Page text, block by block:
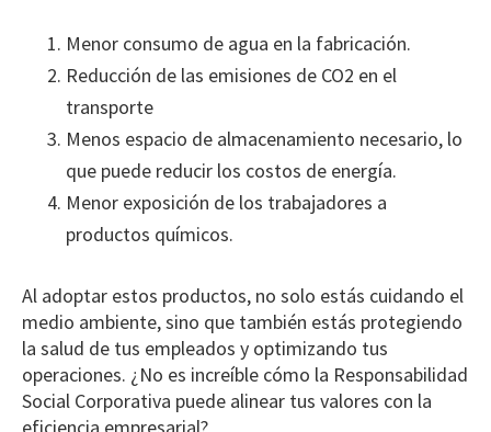
Menor consumo de agua en la fabricación.
Reducción de las emisiones de CO2 en el
transporte
Menos espacio de almacenamiento necesario, lo
que puede reducir los costos de energía.
Menor exposición de los trabajadores a
productos químicos.
Al adoptar estos productos, no solo estás cuidando el
medio ambiente, sino que también estás protegiendo
la salud de tus empleados y optimizando tus
operaciones. ¿No es increíble cómo la Responsabilidad
Social Corporativa puede alinear tus valores con la